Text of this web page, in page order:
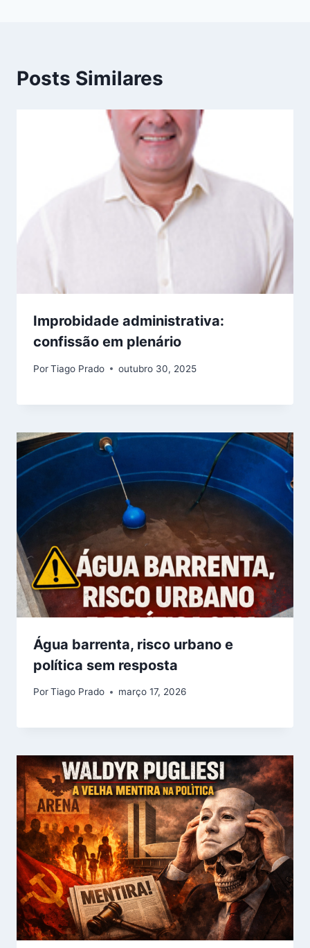
Posts Similares
Improbidade administrativa:
confissão em plenário
PorTiago Prado outubro 30, 2025
Água barrenta, risco urbano e
política sem resposta
PorTiago Prado março 17, 2026